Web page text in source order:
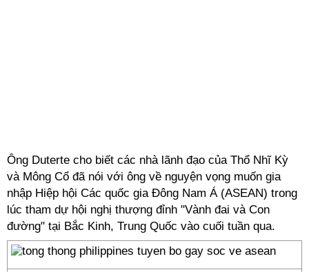
Ông Duterte cho biết các nhà lãnh đạo của Thổ Nhĩ Kỳ
và Mông Cổ đã nói với ông về nguyện vọng muốn gia
nhập Hiệp hội Các quốc gia Đông Nam Á (ASEAN) trong
lúc tham dự hội nghị thượng đỉnh "Vành đai và Con
đường" tại Bắc Kinh, Trung Quốc vào cuối tuần qua.